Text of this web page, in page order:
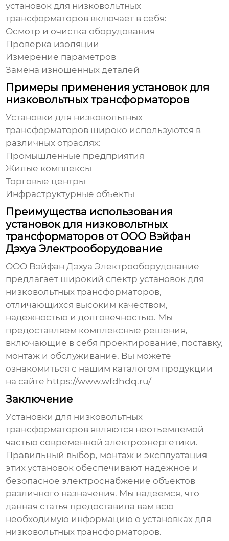
установок для низковольтных
трансформаторов включает в себя:
Осмотр и очистка оборудования
Проверка изоляции
Измерение параметров
Замена изношенных деталей
Примеры применения установок для
низковольтных трансформаторов
Установки для низковольтных
трансформаторов широко используются в
различных отраслях:
Промышленные предприятия
Жилые комплексы
Торговые центры
Инфраструктурные объекты
Преимущества использования
установок для низковольтных
трансформаторов от ООО Вэйфан
Дэхуа Электрооборудование
ООО Вэйфан Дэхуа Электрооборудование
предлагает широкий спектрустановок для
низковольтных трансформаторов,
отличающихся высоким качеством,
надежностью и долговечностью. Мы
предоставляем комплексные решения,
включающие в себя проектирование, поставку,
монтаж и обслуживание. Вы можете
ознакомиться с нашим каталогом продукции
на сайте https://www.wfdhdq.ru/
Заключение
Установки для низковольтных
трансформаторов являются неотъемлемой
частью современной электроэнергетики.
Правильный выбор, монтаж и эксплуатация
этих установок обеспечивают надежное и
безопасное электроснабжение объектов
различного назначения. Мы надеемся, что
данная статья предоставила вам всю
необходимую информацию оустановках для
низковольтных трансформаторов.